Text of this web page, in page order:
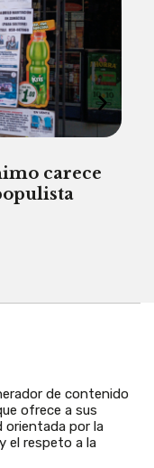
carece
de contenido
ofrece a sus
orientada por la
el respeto a la